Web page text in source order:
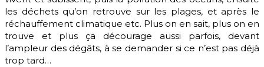
les déchets qu’on retrouve sur les plages, et après le
réchauffement climatique etc. Plus on en sait, plus on en
trouve et plus ça décourage aussi parfois, devant
l’ampleur des dégâts, à se demander si ce n’est pas déjà
trop tard…